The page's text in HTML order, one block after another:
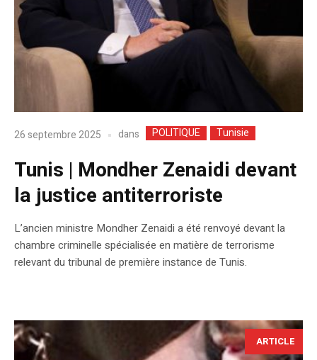
26 septembre 2025 dans POLITIQUE Tunisie
Tunis | Mondher Zenaidi devant
la justice antiterroriste
L’ancien ministre Mondher Zenaidi a été renvoyé devant la
chambre criminelle spécialisée en matière de terrorisme
relevant du tribunal de première instance de Tunis.
ARTICLE